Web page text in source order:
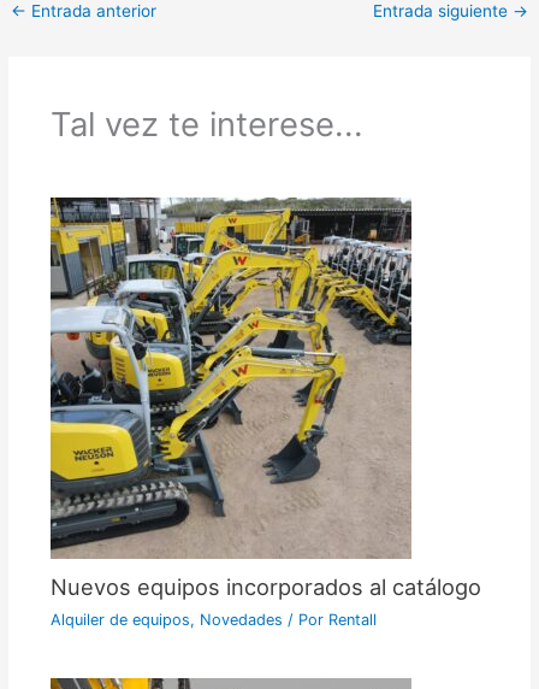
← Entrada anterior Entrada siguiente →
Tal vez te interese...
Nuevos equipos incorporados al catálogo
Alquiler de equipos, Novedades / Por Rentall